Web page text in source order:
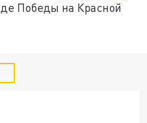
Победы на Красной